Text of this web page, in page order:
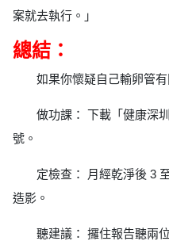
案就去執行。」
總結：
如果你懷疑自己輸卵管
做功課： 下載「健康深
號。
定檢查： 月經乾淨後 3
造影。
聽建議： 攞住報告聽兩